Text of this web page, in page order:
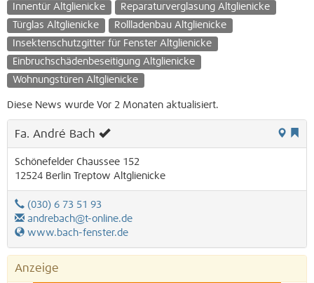
Innentür Altglienicke
Reparaturverglasung Altglienicke
Türglas Altglienicke
Rollladenbau Altglienicke
Insektenschutzgitter für Fenster Altglienicke
Einbruchschädenbeseitigung Altglienicke
Wohnungstüren Altglienicke
Diese News wurde Vor 2 Monaten aktualisiert.
Fa. André Bach
Schönefelder Chaussee 152
12524 Berlin Treptow Altglienicke
(030) 6 73 51 93
andrebach@t-online.de
www.bach-fenster.de
Anzeige